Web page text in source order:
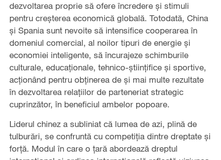
dezvoltarea proprie să ofere încredere și stimuli
pentru creșterea economică globală. Totodată, China
și Spania sunt nevoite să intensifice cooperarea în
domeniul comercial, al noilor tipuri de energie și
economiei inteligente, să încurajeze schimburile
culturale, educaționale, tehnico-științifice și sportive,
acționând pentru obținerea de și mai multe rezultate
în dezvoltarea relațiilor de parteneriat strategic
cuprinzător, în beneficiul ambelor popoare.
Liderul chinez a subliniat că lumea de azi, plină de
tulburări, se confruntă cu competiția dintre dreptate și
forță. Modul în care o țară abordează dreptul